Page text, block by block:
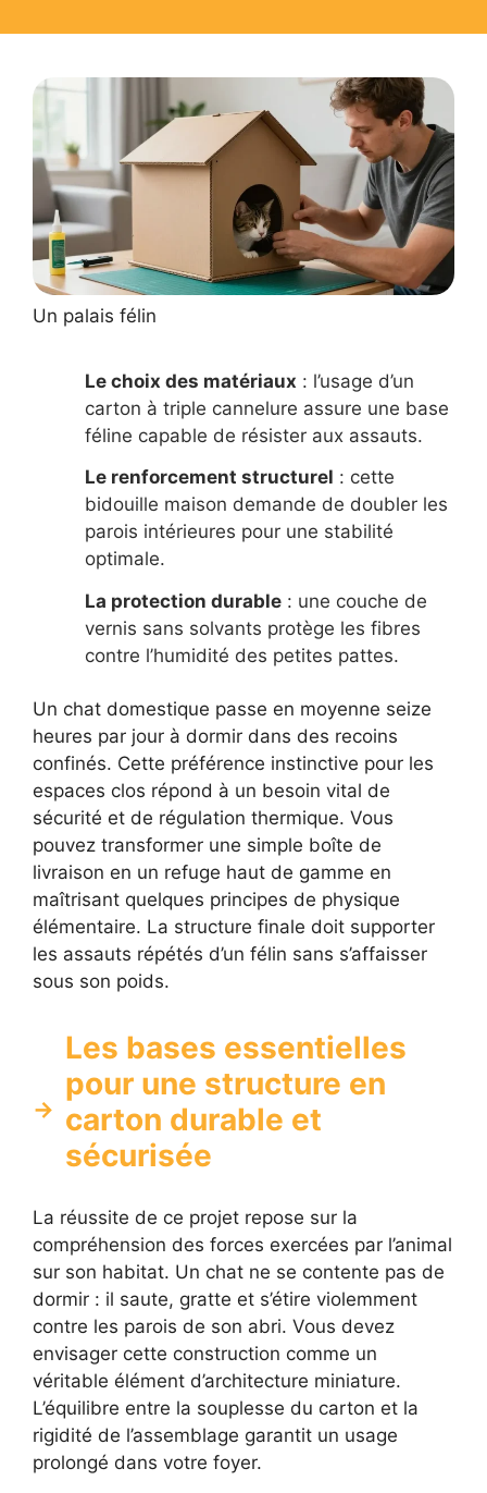
Un palais félin
Le choix des matériaux : l’usage d’un
carton à triple cannelure assure une base
féline capable de résister aux assauts.
Le renforcement structurel : cette
bidouille maison demande de doubler les
parois intérieures pour une stabilité
optimale.
La protection durable : une couche de
vernis sans solvants protège les fibres
contre l’humidité des petites pattes.
Un chat domestique passe en moyenne seize
heures par jour à dormir dans des recoins
confinés. Cette préférence instinctive pour les
espaces clos répond à un besoin vital de
sécurité et de régulation thermique. Vous
pouvez transformer une simple boîte de
livraison en un refuge haut de gamme en
maîtrisant quelques principes de physique
élémentaire. La structure finale doit supporter
les assauts répétés d’un félin sans s’affaisser
sous son poids.
Les bases essentielles
pour une structure en
carton durable et
sécurisée
La réussite de ce projet repose sur la
compréhension des forces exercées par l’animal
sur son habitat. Un chat ne se contente pas de
dormir : il saute, gratte et s’étire violemment
contre les parois de son abri. Vous devez
envisager cette construction comme un
véritable élément d’architecture miniature.
L’équilibre entre la souplesse du carton et la
rigidité de l’assemblage garantit un usage
prolongé dans votre foyer.